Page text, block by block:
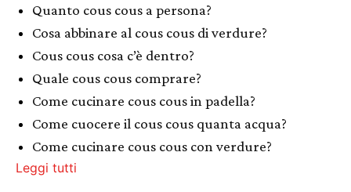
Quanto cous cous a persona?
Cosa abbinare al cous cous di verdure?
Cous cous cosa c’è dentro?
Quale cous cous comprare?
Come cucinare cous cous in padella?
Come cuocere il cous cous quanta acqua?
Come cucinare cous cous con verdure?
Leggi tutti